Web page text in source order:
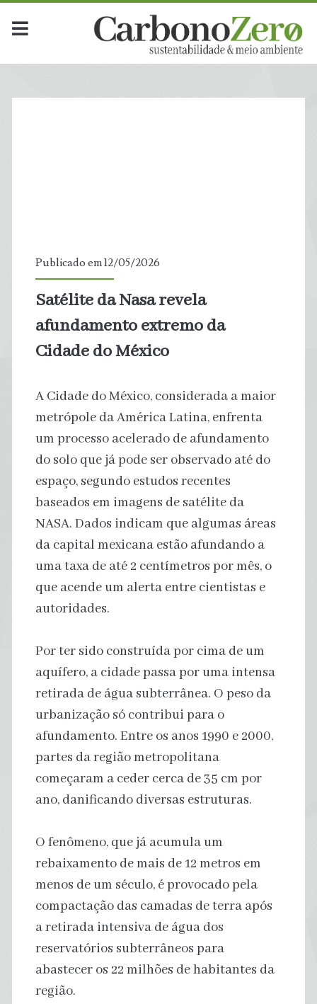
Publicado em 12/05/2026
Satélite da Nasa revela
afundamento extremo da
Cidade do México
A Cidade do México, considerada a maior
metrópole da América Latina, enfrenta
um processo acelerado de afundamento
do solo que já pode ser observado até do
espaço, segundo estudos recentes
baseados em imagens de satélite da
NASA. Dados indicam que algumas áreas
da capital mexicana estão afundando a
uma taxa de até 2 centímetros por mês, o
que acende um alerta entre cientistas e
autoridades.
Por ter sido construída por cima de um
aquífero, a cidade passa por uma intensa
retirada de água subterrânea. O peso da
urbanização só contribui para o
afundamento. Entre os anos 1990 e 2000,
partes da região metropolitana
começaram a ceder cerca de 35 cm por
ano, danificando diversas estruturas.
O fenômeno, que já acumula um
rebaixamento de mais de 12 metros em
menos de um século, é provocado pela
compactação das camadas de terra após
a retirada intensiva de água dos
reservatórios subterrâneos para
abastecer os 22 milhões de habitantes da
região.